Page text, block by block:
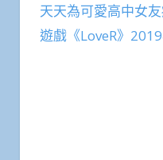
天天為可愛高中女
遊戲《LoveR》